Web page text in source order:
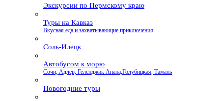
Экскурсии по Пермскому краю
Туры на Кавказ
Вкусная еда и захватывающие приключения
Соль-Илецк
Автобусом к морю
Сочи, Адлер, Геленджик Анапа,Голубицкая, Тамань
Новогодние туры